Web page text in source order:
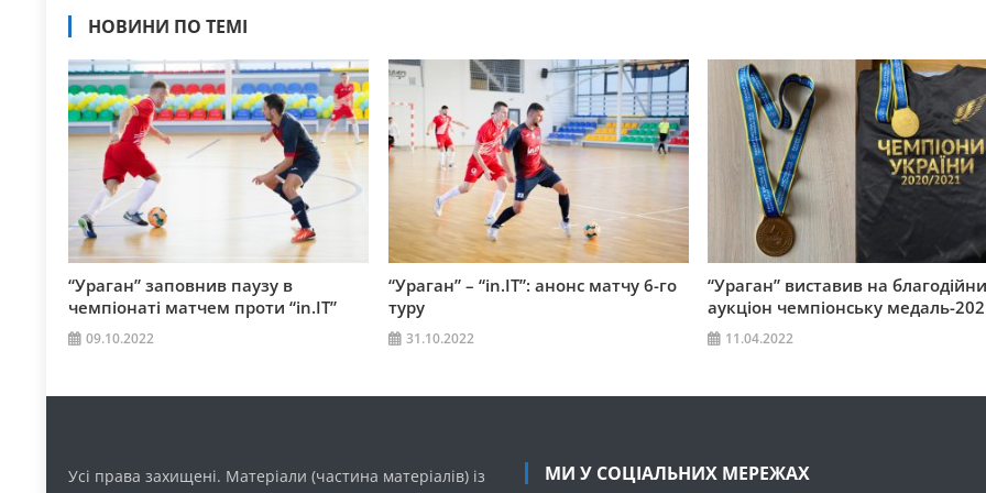
НОВИНИ ПО ТЕМІ
“Ураган” заповнив паузу в
чемпіонаті матчем проти “in.IT”
09.10.2022
“Ураган” – “in.IT”: анонс матчу 6-го
туру
31.10.2022
“Ураган” виставив на
аукціон чемпіонську медаль-
11.04.2022
Усі права захищені. Матеріали (частина матеріалів) із МИ У СОЦІАЛЬНИХ МЕРЕЖАХ